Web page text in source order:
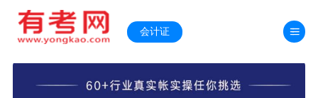
会计证